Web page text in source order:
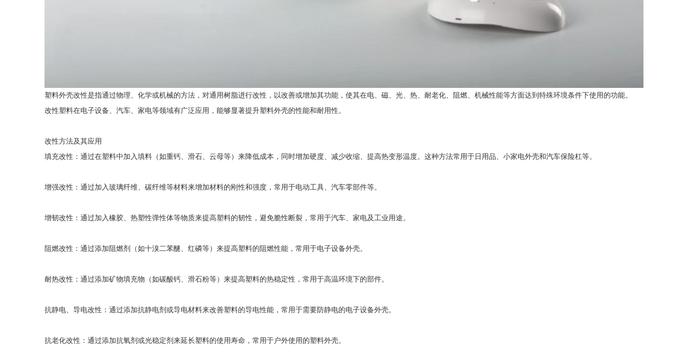
塑料外壳改性‌是指通过物理、化学或机械的方法，对通用树脂进行改性，以改善或增加其功能，使其在电、磁、光、热、耐老化、阻燃、机械性能等方面达到特殊环境条件下使用的功能。
改性塑料在电子设备、汽车、家电等领域有广泛应用，能够显著提升塑料外壳的性能和耐用性。
改性方法及其应用
填充改性‌：通过在塑料中加入填料（如重钙、滑石、云母等）来降低成本，同时增加硬度、减少收缩、提高热变形温度。这种方法常用于日用品、小家电外壳和汽车保险杠等‌。
增强改性‌：通过加入玻璃纤维、碳纤维等材料来增加材料的刚性和强度，常用于电动工具、汽车零部件等‌。
增韧改性‌：通过加入橡胶、热塑性弹性体等物质来提高塑料的韧性，避免脆性断裂，常用于汽车、家电及工业用途‌。
阻燃改性‌：通过添加阻燃剂（如十溴二苯醚、红磷等）来提高塑料的阻燃性能，常用于电子设备外壳‌。
耐热改性‌：通过添加矿物填充物（如碳酸钙、滑石粉等）来提高塑料的热稳定性，常用于高温环境下的部件‌。
抗静电、导电改性‌：通过添加抗静电剂或导电材料来改善塑料的导电性能，常用于需要防静电的电子设备外壳‌。
‌抗老化改性‌：通过添加抗氧剂或光稳定剂来延长塑料的使用寿命，常用于户外使用的塑料外壳‌。